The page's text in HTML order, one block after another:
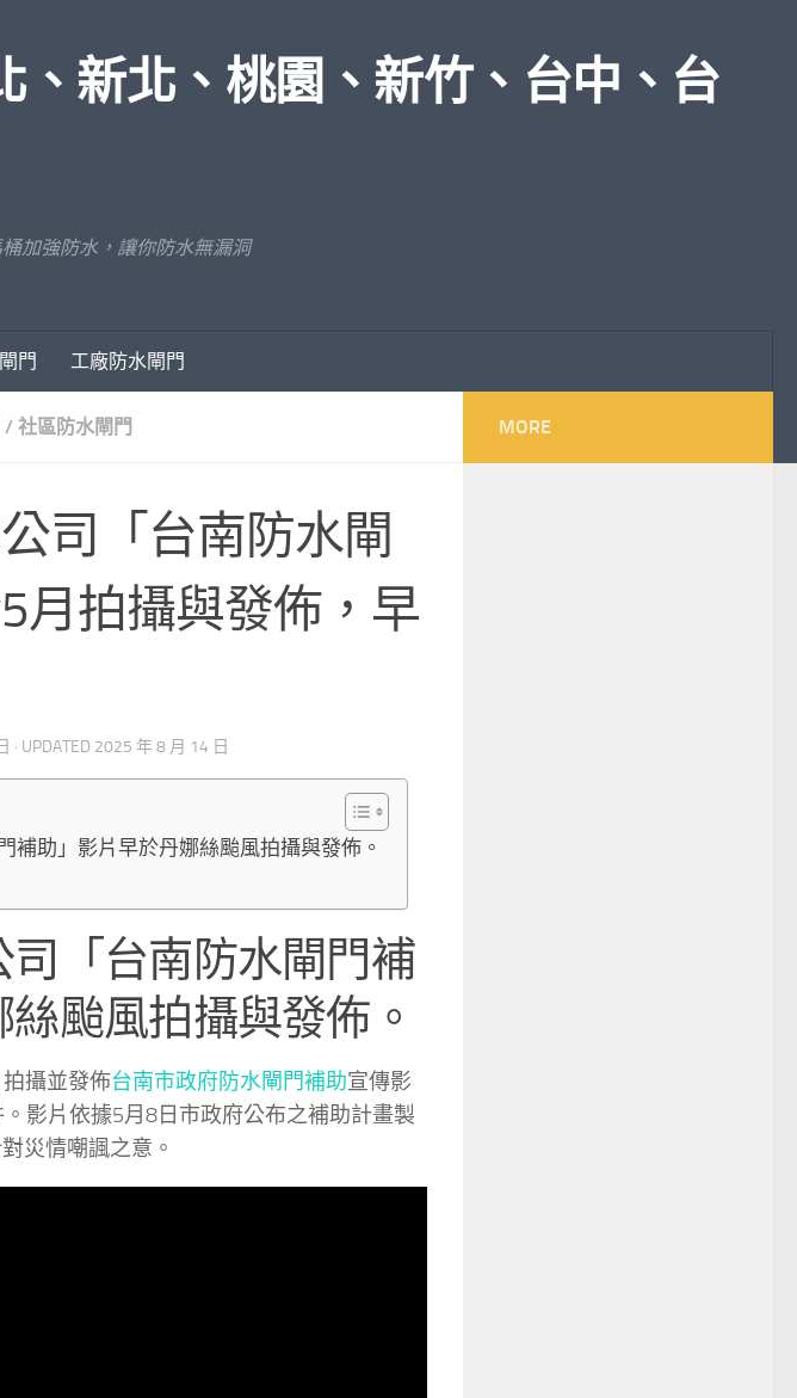
新北、桃園、新竹、台中、台
加強防水，讓你防水無漏洞
門 工廠防水閘門
/ 社區防水閘門
司「台南防水閘
月拍攝與發佈，早
· UPDATED 2025 年 8 月 14 日
補助」影片早於丹娜絲颱風拍攝與發佈。
司「台南防水閘門補
颱風拍攝與發佈。
攝並發佈台南市政府防水閘門補助宣傳影
影片依據5月8日市政府公布之補助計畫製
災情嘲諷之意。
MORE